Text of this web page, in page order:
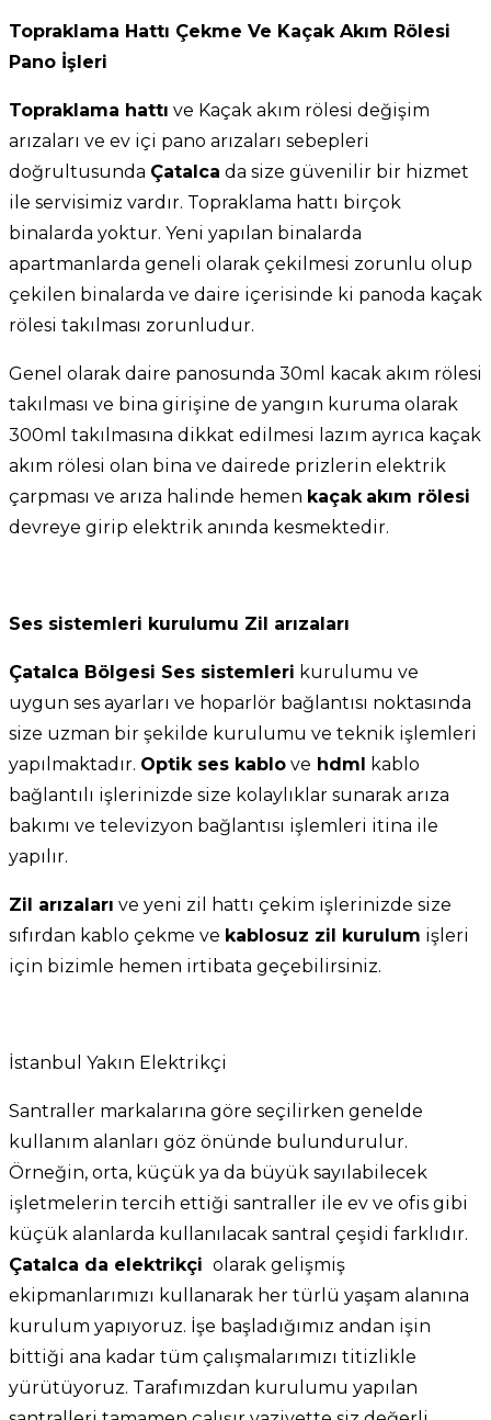
Topraklama Hattı Çekme Ve Kaçak Akım Rölesi
Pano İşleri
Topraklama hattı ve Kaçak akım rölesi değişim
arızaları ve ev içi pano arızaları sebepleri
doğrultusunda Çatalca da size güvenilir bir hizmet
ile servisimiz vardır. Topraklama hattı birçok
binalarda yoktur. Yeni yapılan binalarda
apartmanlarda geneli olarak çekilmesi zorunlu olup
çekilen binalarda ve daire içerisinde ki panoda kaçak
rölesi takılması zorunludur.
Genel olarak daire panosunda 30ml kacak akım rölesi
takılması ve bina girişine de yangın kuruma olarak
300ml takılmasına dikkat edilmesi lazım ayrıca kaçak
akım rölesi olan bina ve dairede prizlerin elektrik
çarpması ve arıza halinde hemen kaçak akım rölesi
devreye girip elektrik anında kesmektedir.
Ses sistemleri kurulumu Zil arızaları
Çatalca Bölgesi Ses sistemleri kurulumu ve
uygun ses ayarları ve hoparlör bağlantısı noktasında
size uzman bir şekilde kurulumu ve teknik işlemleri
yapılmaktadır. Optik ses kablo ve hdml kablo
bağlantılı işlerinizde size kolaylıklar sunarak arıza
bakımı ve televizyon bağlantısı işlemleri itina ile
yapılır.
Zil arızaları ve yeni zil hattı çekim işlerinizde size
sıfırdan kablo çekme ve kablosuz zil kurulum işleri
için bizimle hemen irtibata geçebilirsiniz.
İstanbul Yakın Elektrikçi
Santraller markalarına göre seçilirken genelde
kullanım alanları göz önünde bulundurulur.
Örneğin, orta, küçük ya da büyük sayılabilecek
işletmelerin tercih ettiği santraller ile ev ve ofis gibi
küçük alanlarda kullanılacak santral çeşidi farklıdır.
Çatalca da elektrikçi olarak gelişmiş
ekipmanlarımızı kullanarak her türlü yaşam alanına
kurulum yapıyoruz. İşe başladığımız andan işin
bittiği ana kadar tüm çalışmalarımızı titizlikle
yürütüyoruz. Tarafımızdan kurulumu yapılan